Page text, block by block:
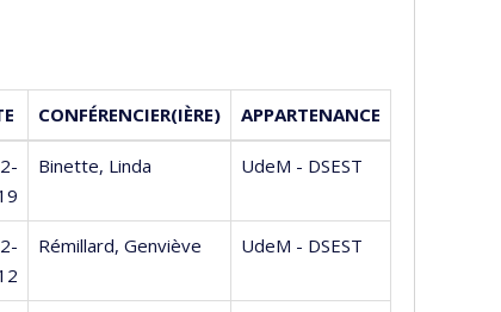
CONFÉRENCIER(IÈRE) APPARTENANCE
Binette, Linda UdeM - DSEST
Rémillard, Genviève UdeM - DSEST